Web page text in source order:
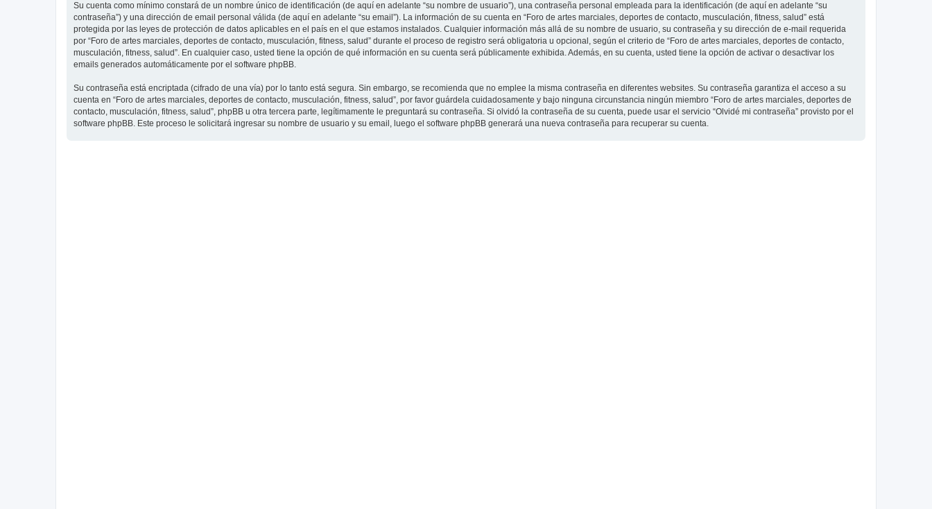
Su cuenta como mínimo constará de un nombre único de identificación (de aquí en adelante “su nombre de usuario”), una contraseña personal empleada para la identificación (de aquí en adelante “su
contraseña”) y una dirección de email personal válida (de aquí en adelante “su email”). La información de su cuenta en “Foro de artes marciales, deportes de contacto, musculación, fitness, salud” está
protegida por las leyes de protección de datos aplicables en el país en el que estamos instalados. Cualquier información más allá de su nombre de usuario, su contraseña y su dirección de e-mail requerida
por “Foro de artes marciales, deportes de contacto, musculación, fitness, salud” durante el proceso de registro será obligatoria u opcional, según el criterio de “Foro de artes marciales, deportes de contacto,
musculación, fitness, salud”. En cualquier caso, usted tiene la opción de qué información en su cuenta será públicamente exhibida. Además, en su cuenta, usted tiene la opción de activar o desactivar los
emails generados automáticamente por el software phpBB.
Su contraseña está encriptada (cifrado de una vía) por lo tanto está segura. Sin embargo, se recomienda que no emplee la misma contraseña en diferentes websites. Su contraseña garantiza el acceso a su
cuenta en “Foro de artes marciales, deportes de contacto, musculación, fitness, salud”, por favor guárdela cuidadosamente y bajo ninguna circunstancia ningún miembro “Foro de artes marciales, deportes de
contacto, musculación, fitness, salud”, phpBB u otra tercera parte, legítimamente le preguntará su contraseña. Si olvidó la contraseña de su cuenta, puede usar el servicio “Olvidé mi contraseña” provisto por el
software phpBB. Este proceso le solicitará ingresar su nombre de usuario y su email, luego el software phpBB generará una nueva contraseña para recuperar su cuenta.